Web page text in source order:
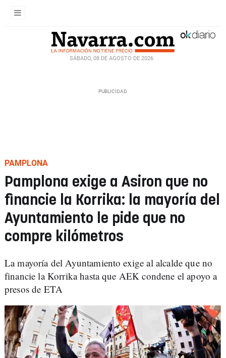
SÁBADO, 08 DE AGOSTO DE 2026
PAMPLONA
Pamplona exige a Asiron que no
financie la Korrika: la mayoría del
Ayuntamiento le pide que no
compre kilómetros
La mayoría del Ayuntamiento exige al alcalde que no
financie la Korrika hasta que AEK condene el apoyo a
presos de ETA